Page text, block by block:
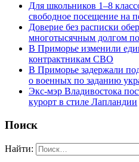
Для школьников 1–8
свободное посещение на
Доверие без расписки
многотысячным долгом
В Приморье изменили
контрактникам СВО
В Приморье задержали
о военных по заданию
Экс-мэр Владивостока
курорт в стиле Лапландии
Поиск
Найти: